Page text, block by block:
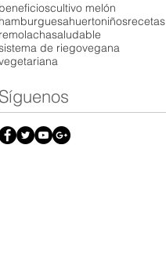
beneficioscultivo melón
hamburguesahuertoniñosrecetas
remolachasaludable
de riegovegana
Síguenos